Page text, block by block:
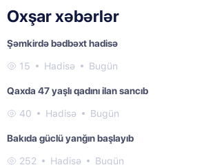
Oxşar xəbərlər
Şəmkirdə bədbəxt hadisə
15 Hadisə Bugün
Qaxda 47 yaşlı qadını ilan sancıb
40 Hadisə Bugün
Bakıda güclü yanğın başlayıb
252 Hadisə Bugün